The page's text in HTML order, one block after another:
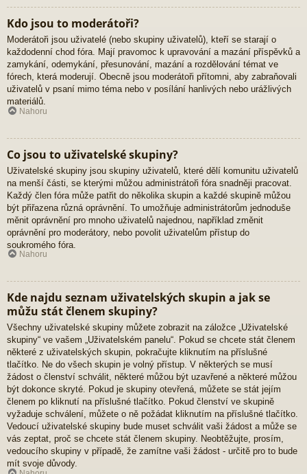
Kdo jsou to moderátoři?
Moderátoři jsou uživatelé (nebo skupiny uživatelů), kteří se starají o
každodenní chod fóra. Mají pravomoc k upravování a mazání příspěvků a
zamykání, odemykání, přesunování, mazání a rozdělování témat ve
fórech, která moderují. Obecně jsou moderátoři přítomni, aby zabraňovali
uživatelů v psaní mimo téma nebo v posílání hanlivých nebo urážlivých
materiálů.
Nahoru
Co jsou to uživatelské skupiny?
Uživatelské skupiny jsou skupiny uživatelů, které dělí komunitu uživatelů
na menší části, se kterými můžou administrátoři fóra snadněji pracovat.
Každý člen fóra může patřit do několika skupin a každé skupině můžou
být přiřazena různá oprávnění. To umožňuje administrátorům jednoduše
měnit oprávnění pro mnoho uživatelů najednou, například změnit
oprávnění pro moderátory, nebo povolit uživatelům přístup do
soukromého fóra.
Nahoru
Kde najdu seznam uživatelských skupin a jak se
můžu stát členem skupiny?
Všechny uživatelské skupiny můžete zobrazit na záložce „Uživatelské
skupiny“ ve vašem „Uživatelském panelu“. Pokud se chcete stát členem
některé z uživatelských skupin, pokračujte kliknutím na příslušné
tlačítko. Ne do všech skupin je volný přístup. V některých se musí
žádost o členství schválit, některé můžou být uzavřené a některé můžou
být dokonce skryté. Pokud je skupiny otevřená, můžete se stát jejím
členem po kliknutí na příslušné tlačítko. Pokud členství ve skupině
vyžaduje schválení, můžete o ně požádat kliknutím na příslušné tlačítko.
Vedoucí uživatelské skupiny bude muset schválit vaši žádost a může se
vás zeptat, proč se chcete stát členem skupiny. Neobtěžujte, prosím,
vedoucího skupiny v případě, že zamítne vaši žádost - určitě pro to bude
mít svoje důvody.